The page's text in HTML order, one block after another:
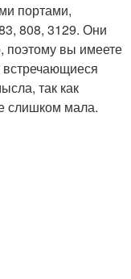
портами,
808, 3129. Они
поэтому вы имеете
так как
слишком мала.